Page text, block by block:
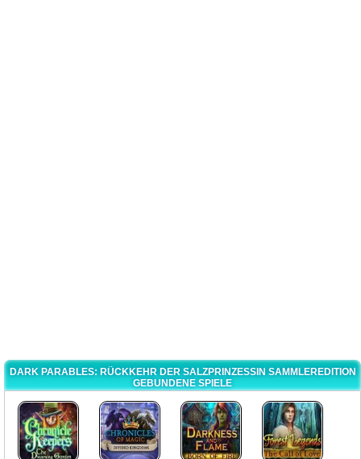
DARK PARABLES: RÜCKKEHR DER SALZPRINZESSIN SAMMLEREDITION
GEBUNDENE SPIELE